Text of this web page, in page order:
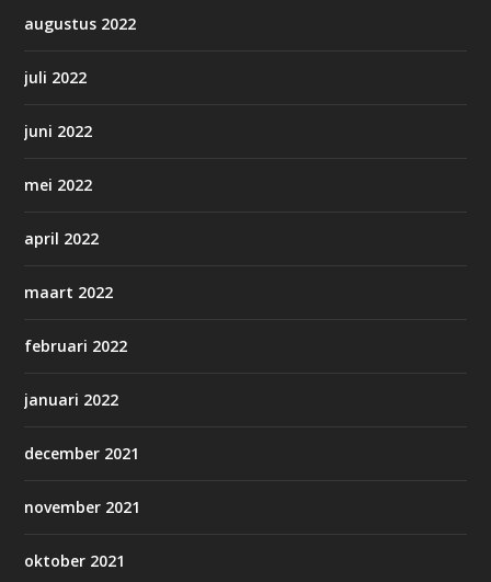
augustus 2022
juli 2022
juni 2022
mei 2022
april 2022
maart 2022
februari 2022
januari 2022
december 2021
november 2021
oktober 2021